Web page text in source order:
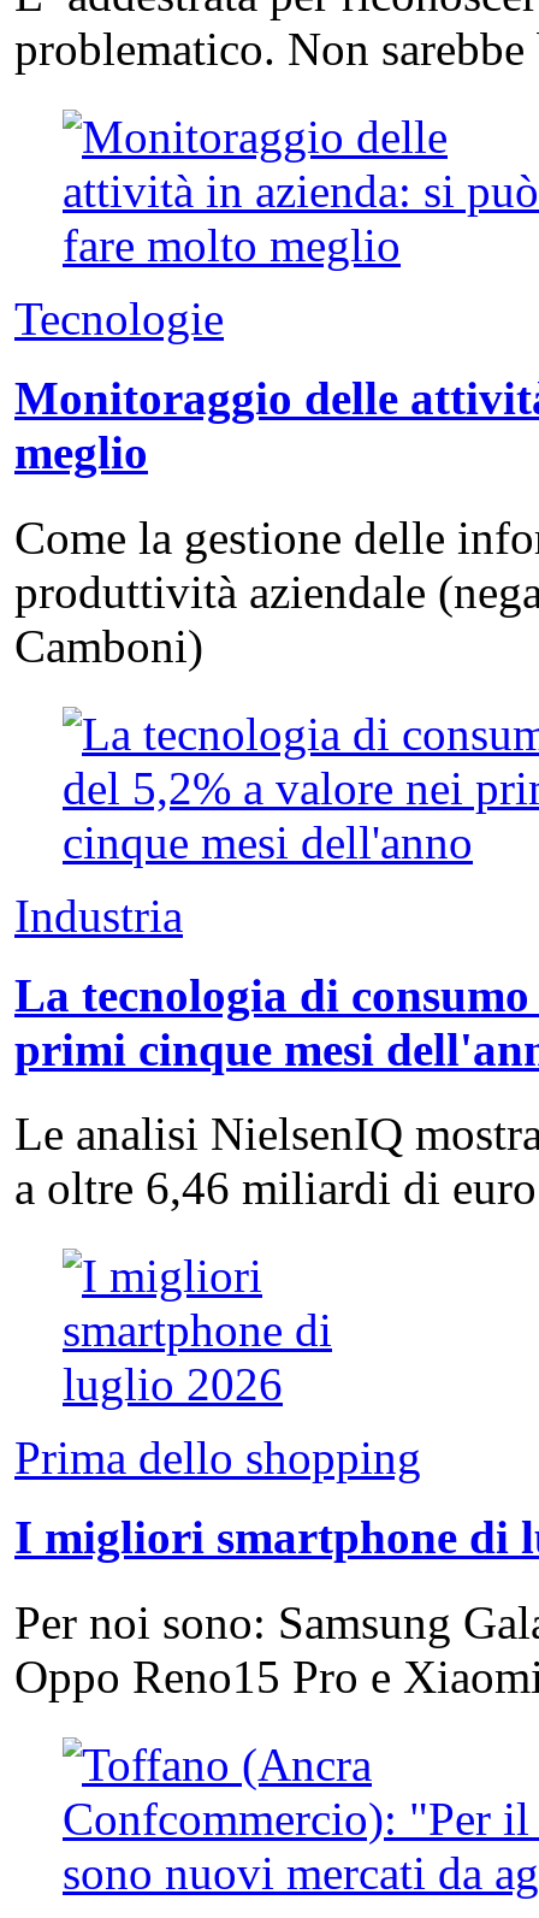
problematico. Non
Tecnologie
Monitoraggio delle
meglio
Come la gestione delle
produttività aziendale
Camboni)
Industria
La tecnologia di
primi cinque mesi
Le analisi NielsenIQ
a oltre 6,46 miliardi di
Prima dello shopping
I migliori smartphone di
Per noi sono: Samsung
Oppo Reno15 Pro e